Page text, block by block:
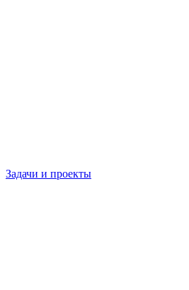
Задачи и проекты